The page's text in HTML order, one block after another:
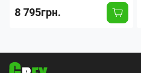
підсвіткою, 2 мікрофонами
SOGOVGZ G-69, 70 Вт,
8 795грн.